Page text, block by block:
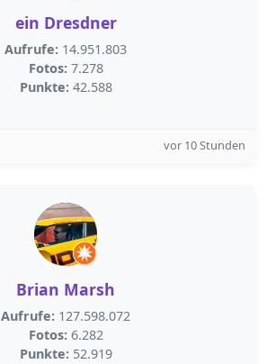
ein Dresdner
Aufrufe: 14.951.803
Fotos: 7.278
Punkte: 42.588
vor 10 Stunden
Brian Marsh
Aufrufe: 127.598.072
Fotos: 6.282
Punkte: 52.919